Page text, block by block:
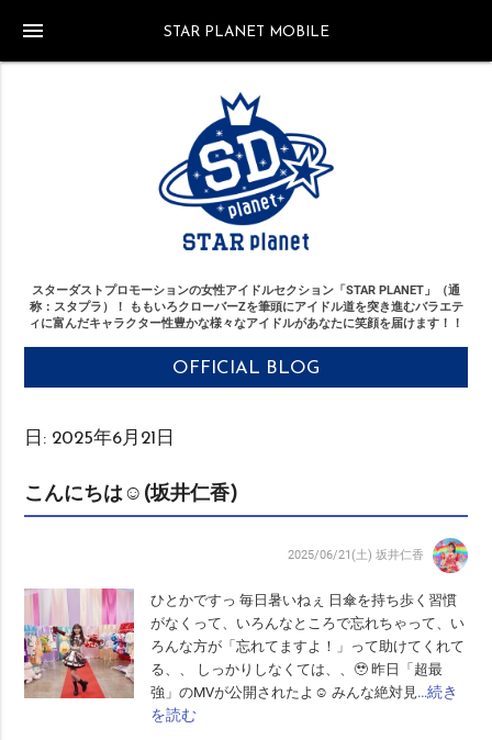
STAR PLANET MOBILE
menu
スターダストプロモーションの女性アイドルセクション「STAR PLANET」（通
称：スタプラ）！
ももいろクローバーZを筆頭にアイドル道を突き進むバラエテ
ィに富んだキャラクター性豊かな様々なアイドルがあなたに笑顔を届けます！！
OFFICIAL BLOG
日: 2025年6月21日
こんにちは☺︎(坂井仁香)
2025/06/21(土) 坂井仁香
ひとかですっ 毎日暑いねぇ 日傘を持ち歩く習慣
がなくって、いろんなところで忘れちゃって、い
ろんな方が「忘れてますよ！」って助けてくれて
る、、 しっかりしなくては、、🥹 昨日「超最
強」のMVが公開されたよ☺︎ みんな絶対見…続き
を読む